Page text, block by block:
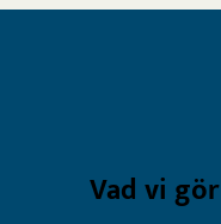
Vad vi gör